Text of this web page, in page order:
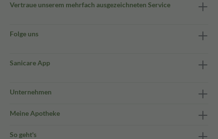
Vertraue unserem mehrfach ausgezeichneten Service
Folge uns
Sanicare App
Unternehmen
Meine Apotheke
So geht's